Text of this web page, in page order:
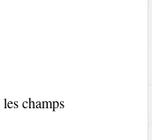
les champs